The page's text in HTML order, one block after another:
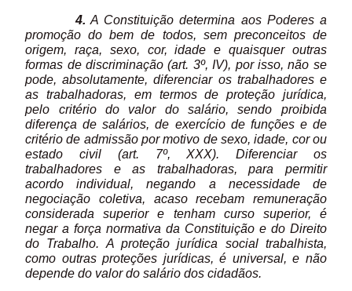
4. A Constituição determina aos Poderes a
promoção do bem de todos, sem preconceitos de
origem, raça, sexo, cor, idade e quaisquer outras
formas de discriminação (art. 3º, IV), por isso, não se
pode, absolutamente, diferenciar os trabalhadores e
as trabalhadoras, em termos de proteção jurídica,
pelo critério do valor do salário, sendo proibida
diferença de salários, de exercício de funções e de
critério de admissão por motivo de sexo, idade, cor ou
estado civil (art. 7º, XXX). Diferenciar os
trabalhadores e as trabalhadoras, para permitir
acordo individual, negando a necessidade de
negociação coletiva, acaso recebam remuneração
considerada superior e tenham curso superior, é
negar a força normativa da Constituição e do Direito
do Trabalho. A proteção jurídica social trabalhista,
como outras proteções jurídicas, é universal, e não
depende do valor do salário dos cidadãos.